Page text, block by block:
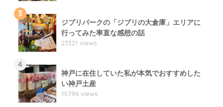
3
ジブリパークの「ジブリの大倉庫」エリアに
行ってみた率直な感想の話
23321 views
4
神戸に在住していた私が本気でおすすめした
い神戸土産
15796 views